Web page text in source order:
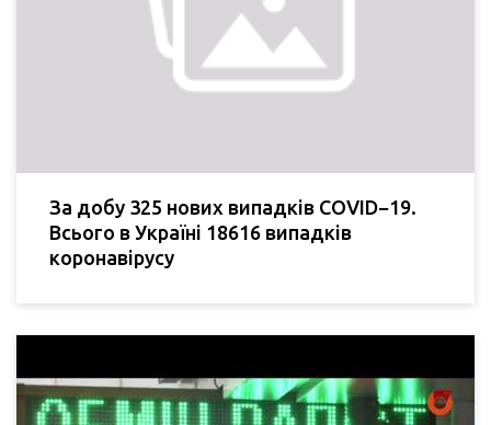
За добу 325 нових випадків COVID−19.
Всього в Україні 18616 випадків
коронавірусу